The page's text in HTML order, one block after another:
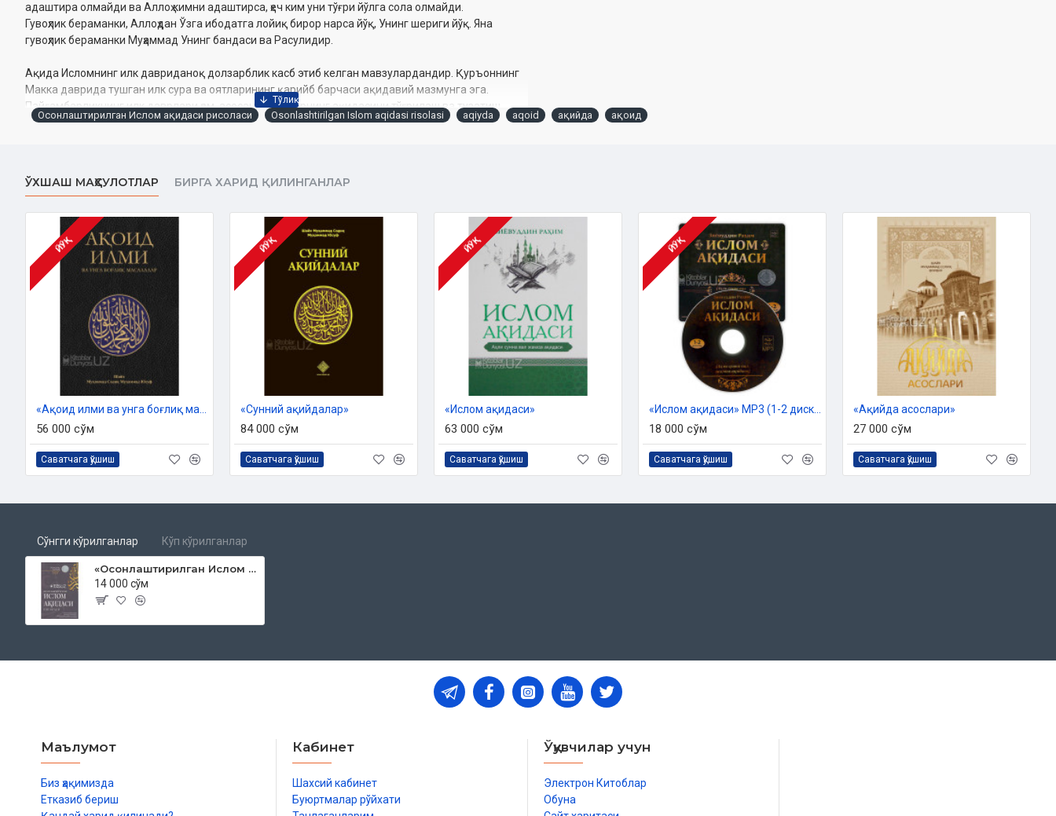
адаштира олмайди ва Аллоҳ кимни адаштирса, ҳеч ким уни тўғри йўлга сола олмайди.
Гувоҳлик бераманки, Аллоҳдан Ўзга ибодатга лойиқ бирор нарса йўқ, Унинг шериги йўқ. Яна
гувоҳлик бераманки Муҳаммад Унинг бандаси ва Расулидир.
Ақида Исломнинг илк давриданоқ долзарблик касб этиб келган мавзулардандир. Қуръоннинг
Макка даврида тушган илк сура ва оятларининг қарийб барчаси ақидавий мазмунга эга.
Пайғамбарликнинг илк даврлари ҳам, асосан, одамларнинг ақидасини тўғрилаш ва тузатиш
билан ўтган. Бу ҳолат ақилалар мажмуи инсониятнинг бирламчи билиб олиши ва қалбида
ҳақида эса у зот: «Фиқҳ — инсоннинг ўзига фойдали ва зарарли нарсаларни билмоғидир»,
мафкуралар, фикр ва дунёқарашларни билиши ва ўзлаштириши ақида илмининг мавзуси
ҳисобланар экан.
Ҳурматли ўқувчи, Ислом инсониятга ҳамма замонлар ва маконларда, барча халқларга манфаат
келтириши учун нозил қилинган ягона ҳақ диндир. Ислом бу дунёда тинчлик ва хотиржамликка,
охиратда эса абадий саодатга эришиш учун инсон ҳаёт тарзини тартибга солади. Ушбу
китобчада кенг омма томонидан енгил қабул қилиниши учун Ислом таълимотига тегишли
баъзи муҳим ва асосий жиҳатлари осон савол-жавоб тарзида баён этилди. Бу жавобларнинг
тўғрилигидан ўқувчи кўникиш ҳосил қилиши учун Қуръон ва саҳиҳ ҳадислардан далиллар ҳам
келтирилди.
Аллоҳдан бу камтарона амал мусулмонларга фойда келтиришини ва уни фақат Унинг розилиги
учун бўлган амаллардан қилишини сўраб қоламан.
Муаллиф:Абдулҳамид Зайриев
Нашриёт: «Shamsuddinxon Boboxonov»
Ҳажми: 80 бет
Ўлчами
: 70х90 1/16
Муқоваси:
юмшоқ
Ўзбекистон Республикаси Вазирлар Маҳкамаси ҳузуридаги Дин ишлари бўйича қўмитанинг
2022 йил 12 январдаги 03-07/155 рақамли ҳулосалари асосида тайёрланган
Ii. Иймoннинг устунлари
Iii. Инсoннинг Аллoҳ таолонинг oлдидаги мажбурияти
Осонлаштирилган Ислом ақидаси рисоласи Osonlashtirilgan Islom aqidasi risolasi aqiyda aqoid ақийда ақоид
ЎХШАШ МАҲСУЛОТЛАР БИРГА ХАРИД ҚИЛИНГАНЛАР
ЙЎҚ
56 000 сўм
Саватчага қўшиш
ЙЎҚ
«Сунний ақийдалар»
84 000 сўм
Саватчага қўшиш
ЙЎҚ
«Ислом ақидаси»
63 000 сўм
Саватчага қўшиш
ЙЎҚ
18 000 сўм
Саватчага қўшиш
«Ақийда асослари»
27 000 сўм
Саватчага қўшиш
Сўнгги кўрилганлар Кўп кўрилганлар
«Осонлаштирилган Ислом ақидаси рисоласи»
14 000 сўм
Маълумот
Биз ҳақимизда
Етказиб бериш
Кабинет
Шахсий кабинет
Буюртмалар рўйхати
Ўқувчилар учун
Электрон Китоблар
Обуна